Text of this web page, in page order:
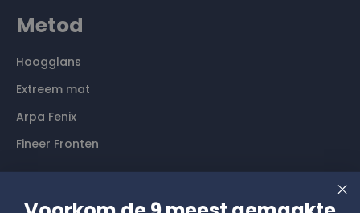
Metod
Hoogglans
Extreem mat
Arpa Fenix
Fineer Fronten
Contact